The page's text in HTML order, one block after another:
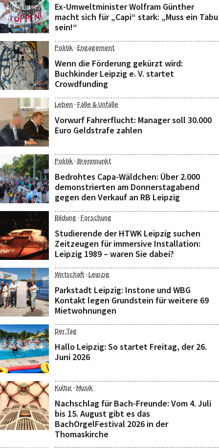
Ex-Umweltminister Wolfram Günther
macht sich für „Capi“ stark: „Muss ein Tabu
sein!“
Politik· Engagement
Wenn die Förderung gekürzt wird:
Buchkinder Leipzig e. V. startet
Crowdfunding
Leben · Fälle & Unfälle
Vorwurf Fahrerflucht: Manager soll 30.000
Euro Geldstrafe zahlen
Politik· Brennpunkt
Bedrohtes Capa-Wäldchen: Über 2.000
demonstrierten am Donnerstagabend
gegen den Verkauf an RB Leipzig
Bildung · Forschung
Studierende der HTWK Leipzig suchen
Zeitzeugen für immersive Installation:
Leipzig 1989 – waren Sie dabei?
Wirtschaft· Leipzig
Parkstadt Leipzig: Instone und WBG
Kontakt legen Grundstein für weitere 69
Mietwohnungen
Der Tag
Hallo Leipzig: So startet Freitag, der 26.
Juni 2026
Kultur· Musik
Nachschlag für Bach-Freunde: Vom 4. Juli
bis 15. August gibt es das
BachOrgelFestival 2026 in der
Thomaskirche